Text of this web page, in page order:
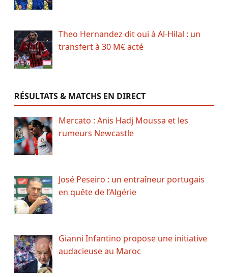
Theo Hernandez dit oui à Al-Hilal : un
transfert à 30 M€ acté
RÉSULTATS & MATCHS EN DIRECT
Mercato : Anis Hadj Moussa et les
rumeurs Newcastle
José Peseiro : un entraîneur portugais
en quête de l’Algérie
Gianni Infantino propose une initiative
audacieuse au Maroc